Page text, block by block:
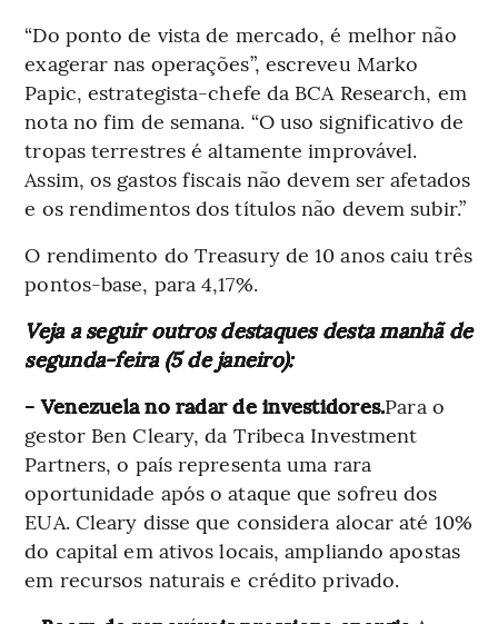
“Do ponto de vista de mercado, é melhor não
exagerar nas operações”, escreveu Marko
Papic, estrategista-chefe da BCA Research, em
nota no fim de semana. “O uso significativo de
tropas terrestres é altamente improvável.
Assim, os gastos fiscais não devem ser afetados
e os rendimentos dos títulos não devem subir.”
O rendimento do Treasury de 10 anos caiu três
pontos-base, para 4,17%.
Veja a seguir outros destaques desta manhã de
segunda-feira (5 de janeiro):
- Venezuela no radar de investidores.Para o
gestor Ben Cleary, da Tribeca Investment
Partners, o país representa uma rara
oportunidade após o ataque que sofreu dos
EUA. Cleary disse que considera alocar até 10%
do capital em ativos locais, ampliando apostas
em recursos naturais e crédito privado.